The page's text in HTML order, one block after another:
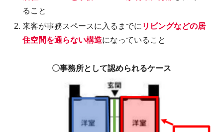
ること
来客が事務スペースに入るまでに リビングなどの居
住空間を通らない構造になっていること
〇事務所として認められるケース